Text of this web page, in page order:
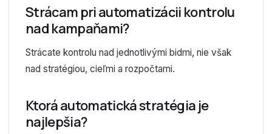
Strácam pri automatizácii kontrolu
nad kampaňami?
Strácate kontrolu nad jednotlivými bidmi, nie však
nad stratégiou, cieľmi a rozpočtami.
Ktorá automatická stratégia je
najlepšia?